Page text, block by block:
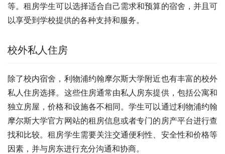
等。租房学生可以选择适合自己需求和预算的宿舍，并且可
以享受到学校提供的各种支持和服务。
校外私人住房
除了校内宿舍，利物浦约翰摩尔斯大学附近也有丰富的校外
私人住房选择。这些住房通常由私人房东提供，包括公寓和
独立房屋，价格和设施各不相同。学生可以通过利物浦约翰
摩尔斯大学官方网站的租房信息或者专门的房产平台进行查
找和比较。租房学生需要关注交通便利性、安全性和价格等
因素，并与房东进行充分沟通和协商。